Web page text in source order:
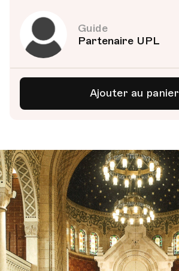
Guide
Partenaire UPL
Ajouter au panier